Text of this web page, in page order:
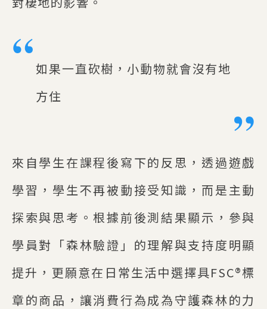
如果一直砍樹，小動物就會沒有地
方住
來自學生在課程後寫下的反思，透過遊戲
學習，學生不再被動接受知識，而是主動
探索與思考。根據前後測結果顯示，參與
學員對「森林驗證」的理解與支持度明顯
提升，更願意在日常生活中選擇具FSC®標
章的商品，讓消費行為成為守護森林的力